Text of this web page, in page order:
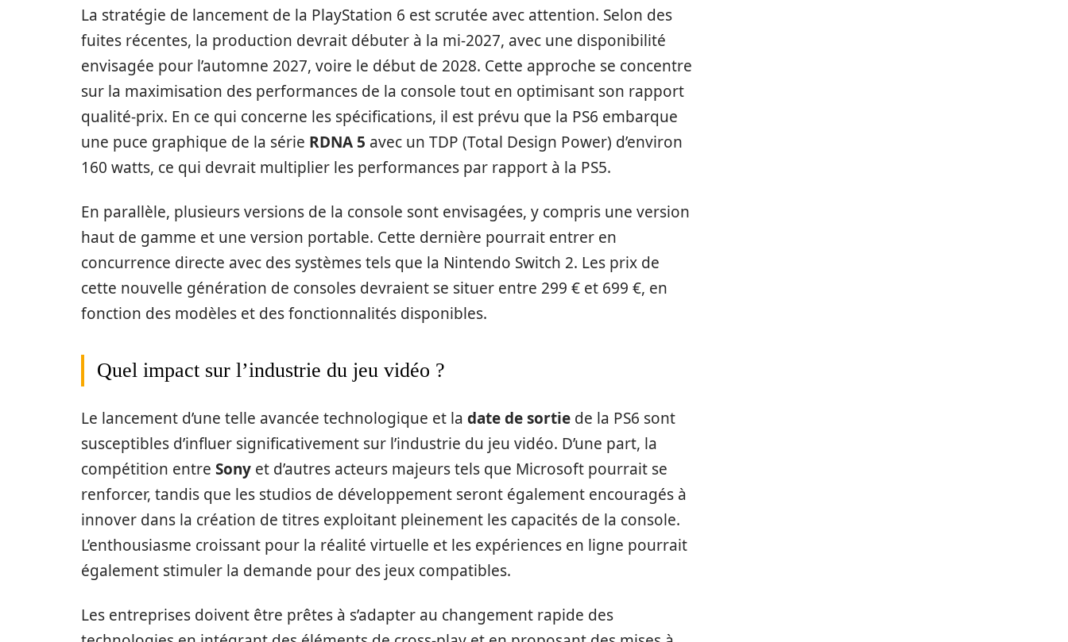
La stratégie de lancement de la PlayStation 6 est scrutée avec attention. Selon des
fuites récentes, la production devrait débuter à la mi-2027, avec une disponibilité
envisagée pour l’automne 2027, voire le début de 2028. Cette approche se concentre
sur la maximisation des performances de la console tout en optimisant son rapport
qualité-prix. En ce qui concerne les spécifications, il est prévu que la PS6 embarque
une puce graphique de la série RDNA 5 avec un TDP (Total Design Power) d’environ
160 watts, ce qui devrait multiplier les performances par rapport à la PS5.
En parallèle, plusieurs versions de la console sont envisagées, y compris une version
haut de gamme et une version portable. Cette dernière pourrait entrer en
concurrence directe avec des systèmes tels que la Nintendo Switch 2. Les prix de
cette nouvelle génération de consoles devraient se situer entre 299 € et 699 €, en
fonction des modèles et des fonctionnalités disponibles.
Quel impact sur l’industrie du jeu vidéo ?
Le lancement d’une telle avancée technologique et la date de sortie de la PS6 sont
susceptibles d’influer significativement sur l’industrie du jeu vidéo. D’une part, la
compétition entre Sony et d’autres acteurs majeurs tels que Microsoft pourrait se
renforcer, tandis que les studios de développement seront également encouragés à
innover dans la création de titres exploitant pleinement les capacités de la console.
L’enthousiasme croissant pour la réalité virtuelle et les expériences en ligne pourrait
également stimuler la demande pour des jeux compatibles.
Les entreprises doivent être prêtes à s’adapter au changement rapide des